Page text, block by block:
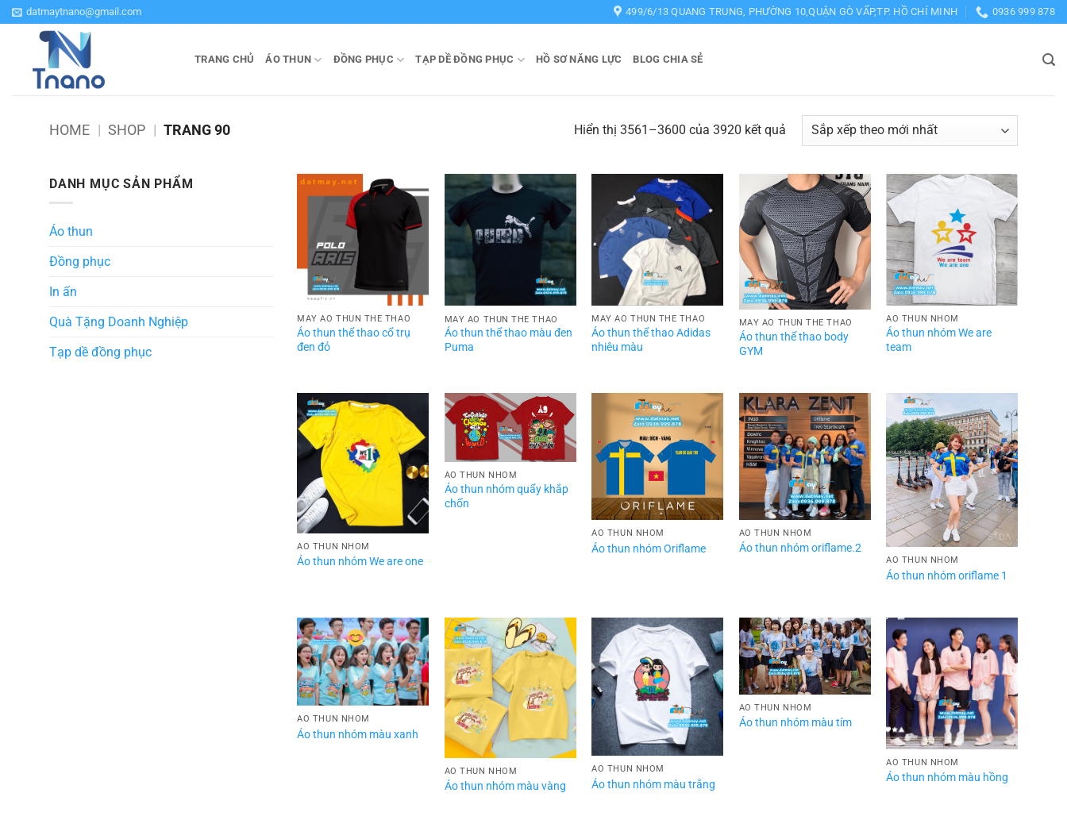
Bỏ
qua
datmaytnano@gmail.com 499/6/13 QUANG TRUNG, PHƯỜNG 10,QUẬN GÒ VẤP,TP. HỒ CHÍ MINH 0936 999 878
TRANG CHỦ ÁO THUN ĐỒNG PHỤC TẠP DỀ ĐỒNG PHỤC HỒ SƠ NĂNG LỰC BLOG CHIA SẺ
HOME | SHOP | TRANG 90 Hiển thị 3561–3600 của 3920 kết quảĐã
sắp
theo
mới
nhất
DANH MỤC SẢN PHẨM
Áo thun
Đồng phục
In ấn
Quà Tặng Doanh Nghiệp
Tạp dề đồng phục
MAY ÁO THUN THỂ THAO
Áo thun thể thao cổ trụ
đen đỏ
MAY ÁO THUN THỂ THAO
Áo thun thể thao màu đen
Puma
MAY ÁO THUN THỂ THAO
Áo thun thể thao Adidas
nhiêu màu
MAY ÁO THUN THỂ THAO
Áo thun thể thao body
GYM
ÁO THUN NHÓM
Áo thun nhóm We are
team
ÁO THUN NHÓM
Áo thun nhóm We are one
ÁO THUN NHÓM
Áo thun nhóm quẩy khắp
chốn
ÁO THUN NHÓM
Áo thun nhóm Oriflame
ÁO THUN NHÓM
Áo thun nhóm oriflame.2
ÁO THUN NHÓM
Áo thun nhóm oriflame 1
ÁO THUN NHÓM
Áo thun nhóm màu xanh
ÁO THUN NHÓM
Áo thun nhóm màu vàng
ÁO THUN NHÓM
Áo thun nhóm màu trắng
ÁO THUN NHÓM
Áo thun nhóm màu tím
ÁO THUN NHÓM
Áo thun nhóm màu hồng